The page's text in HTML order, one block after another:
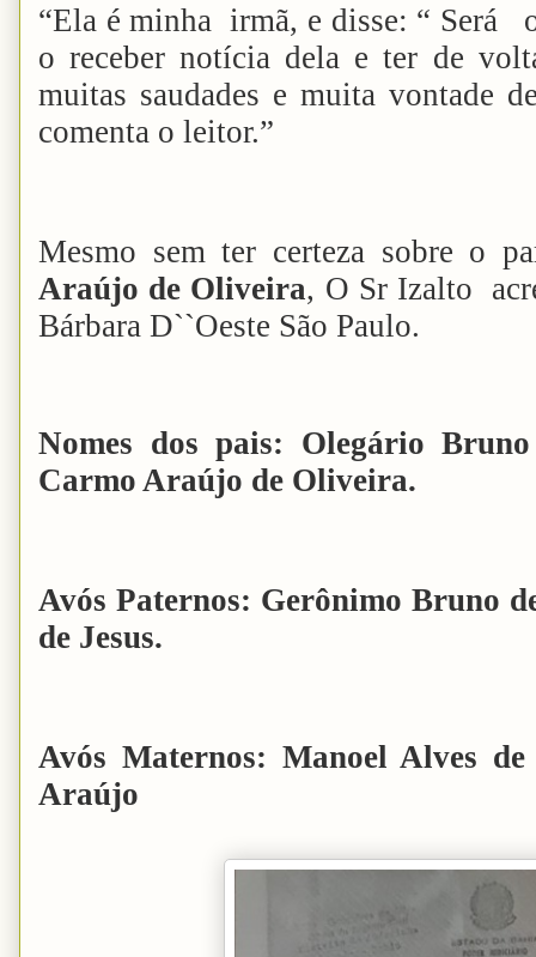
“Ela é minha irmã, e disse: “ Será
o receber notícia dela e ter de
muitas saudades e muita vontade
comenta o leitor.”
Mesmo sem ter certeza sobre o
Araújo de Oliveira, O Sr Izalto
Bárbara D``Oeste São Paulo.
Nomes dos pais: Olegário
Carmo Araújo de Oliveira.
Avós Paternos: Gerônimo Bruno
de Jesus.
Avós Maternos: Manoel Alves
Araújo